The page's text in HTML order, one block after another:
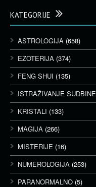
KATEGORIJE
ASTROLOGIJA (658)
EZOTERIJA (374)
FENG SHUI (135)
ISTRAŽIVANJE SUDBINE
KRISTALI (133)
MAGIJA (266)
MISTERIJE (16)
NUMEROLOGIJA (253)
PARANORMALNO (5)